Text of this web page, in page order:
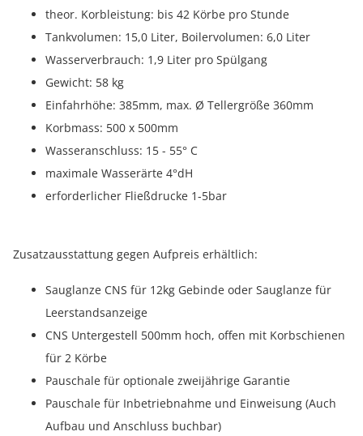
theor. Korbleistung: bis 42 Körbe pro Stunde
Tankvolumen: 15,0 Liter, Boilervolumen: 6,0 Liter
Wasserverbrauch: 1,9 Liter pro Spülgang
Gewicht: 58 kg
Einfahrhöhe: 385mm, max. Ø Tellergröße 360mm
Korbmass: 500 x 500mm
Wasseranschluss: 15 - 55° C
maximale Wasserärte 4°dH
erforderlicher Fließdrucke 1-5bar
Zusatzausstattung gegen Aufpreis erhältlich:
Sauglanze CNS für 12kg Gebinde oder Sauglanze für
Leerstandsanzeige
CNS Untergestell 500mm hoch, offen mit Korbschienen
für 2 Körbe
Pauschale für optionale zweijährige Garantie
Pauschale für Inbetriebnahme und Einweisung (Auch
Aufbau und Anschluss buchbar)